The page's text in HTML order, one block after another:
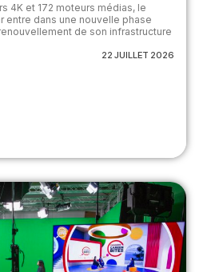
4K et 172 moteurs médias, le
entre dans une nouvelle phase
de son infrastructure
22 JUILLET 2026